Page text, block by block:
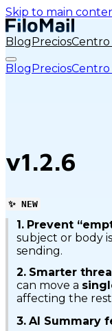
Skip to main
BlogPreciosCentro
BlogPreciosCentro
v1.2.6
✨ NEW
1. Prevent
subject or body
sending.
2. Smarter
can move a
affecting the
3. AI Summary